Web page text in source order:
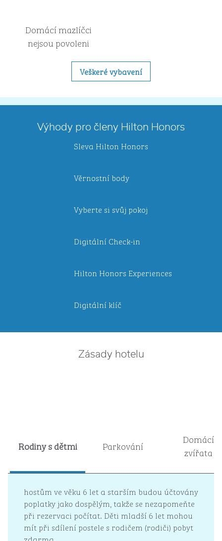
Domácí mazlíčci
nejsou povoleni
Veškeré vybavení
Výhody pro členy Hilton Honors
Sleva Hilton Honors
Věrnostní body
Vyberte si svůj pokoj
Digitální Check-in
Hilton Honors Experiences
Digitální klíč
Zásady hotelu
Rodiny s dětmi Parkování
Domácí
zvířata
hostům ve věku 6 let a starším budou účtovány
poplatky jako dospělým, takže se nezapomeňte
při rezervaci počítat. Děti mladší 6 let mohou
mít při sdílení postele s rodičem (rodiči) pobyt